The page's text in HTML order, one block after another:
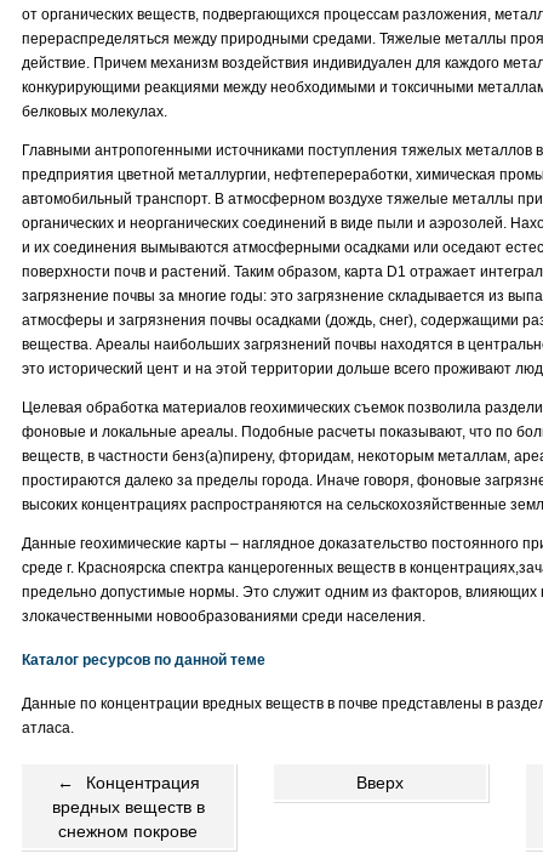
от органических веществ, подвергающихся процессам разложения,
перераспределяться между природными средами. Тяжелые металлы
действие. Причем механизм воздействия индивидуален для каждого
конкурирующими реакциями между необходимыми и токсичными
белковых молекулах.
Главными антропогенными источниками поступления тяжелых металлов
предприятия цветной металлургии, нефтепереработки, химическая
автомобильный транспорт. В атмосферном воздухе тяжелые металлы
органических и неорганических соединений в виде пыли и аэрозолей.
и их соединения вымываются атмосферными осадками или оседают
поверхности почв и растений. Таким образом, карта D1 отражает
загрязнение почвы за многие годы: это загрязнение складывается из
атмосферы и загрязнения почвы осадками (дождь, снег), содержащими
вещества. Ареалы наибольших загрязнений почвы находятся в
это исторический цент и на этой территории дольше всего проживают
Целевая обработка материалов геохимических съемок позволила
фоновые и локальные ареалы. Подобные расчеты показывают, что по
веществ, в частности бенз(а)пирену, фторидам, некоторым металлам,
простираются далеко за пределы города. Иначе говоря, фоновые
высоких концентрациях распространяются на сельскохозяйственные
Данные геохимические карты – наглядное доказательство постоянного
среде г. Красноярска спектра канцерогенных веществ в
предельно допустимые нормы. Это служит одним из факторов, влияющих
злокачественными новообразованиями среди населения.
Каталог ресурсов по данной теме
Данные по концентрации вредных веществ в почве представлены в
атласа.
←
Концентрация
вредных веществ в
снежном покрове
Вверх